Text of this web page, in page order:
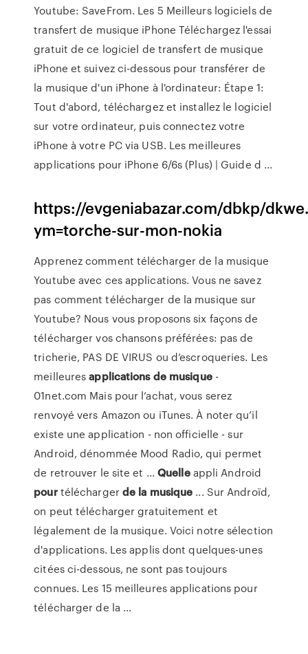
Youtube: SaveFrom. Les 5 Meilleurs logiciels de
transfert de musique iPhone Téléchargez l'essai
gratuit de ce logiciel de transfert de musique
iPhone et suivez ci-dessous pour transférer de
la musique d'un iPhone à l'ordinateur: Étape 1:
Tout d'abord, téléchargez et installez le logiciel
sur votre ordinateur, puis connectez votre
iPhone à votre PC via USB. Les meilleures
applications pour iPhone 6/6s (Plus) | Guide d ...
https://evgeniabazar.com/dbkp/
ym=torche-sur-mon-nokia
Apprenez comment télécharger de la musique
Youtube avec ces applications. Vous ne savez
pas comment télécharger de la musique sur
Youtube? Nous vous proposons six façons de
télécharger vos chansons préférées: pas de
tricherie, PAS DE VIRUS ou d’escroqueries. Les
meilleuresapplications de musique-
01net.com Mais pour l’achat, vous serez
renvoyé vers Amazon ou iTunes. À noter qu’il
existe une application - non officielle - sur
Android, dénommée Mood Radio, qui permet
de retrouver le site et ...Quelleappli Android
pourtéléchargerde la musique ... Sur Androïd,
on peut télécharger gratuitement et
légalement de la musique. Voici notre sélection
d'applications. Les applis dont quelques-unes
citées ci-dessous, ne sont pas toujours
connues. Les 15 meilleures applications pour
télécharger de la ...